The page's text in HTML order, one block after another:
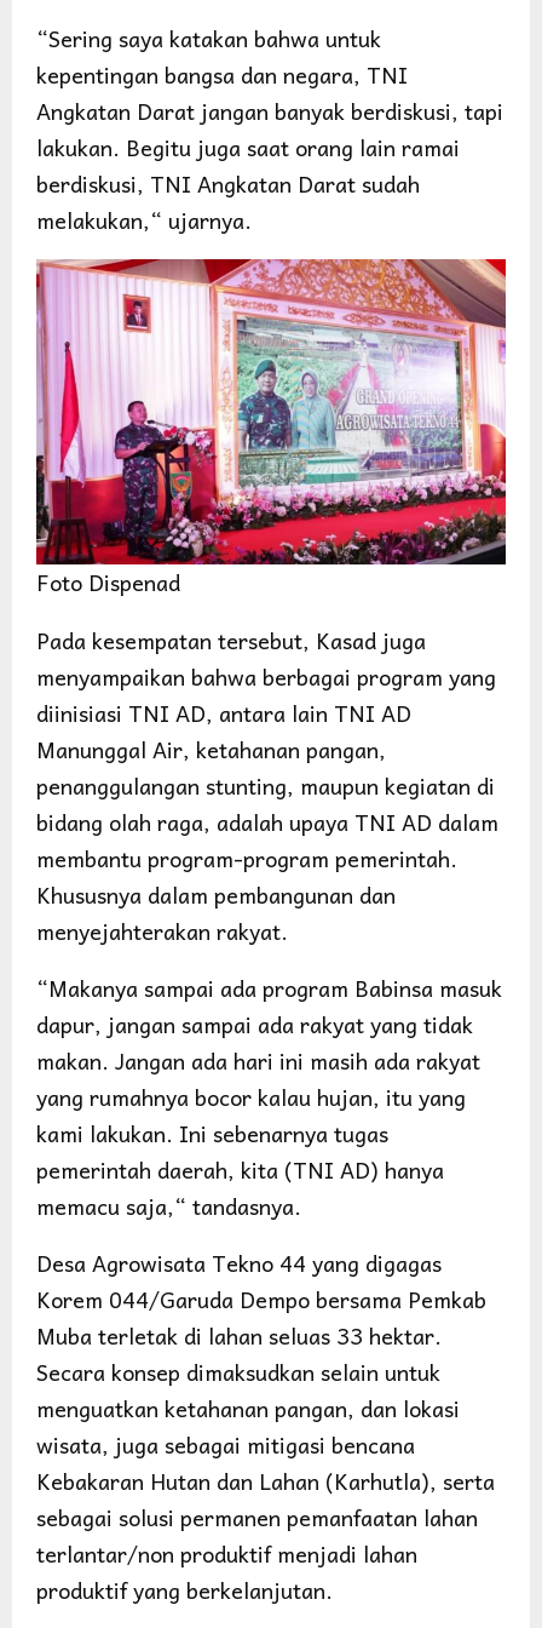
“Sering saya katakan bahwa untuk
kepentingan bangsa dan negara, TNI
Angkatan Darat jangan banyak berdiskusi, tapi
lakukan. Begitu juga saat orang lain ramai
berdiskusi, TNI Angkatan Darat sudah
melakukan,“ ujarnya.
Foto Dispenad
Pada kesempatan tersebut, Kasad juga
menyampaikan bahwa berbagai program yang
diinisiasi TNI AD, antara lain TNI AD
Manunggal Air, ketahanan pangan,
penanggulangan stunting, maupun kegiatan di
bidang olah raga, adalah upaya TNI AD dalam
membantu program-program pemerintah.
Khususnya dalam pembangunan dan
menyejahterakan rakyat.
“Makanya sampai ada program Babinsa masuk
dapur, jangan sampai ada rakyat yang tidak
makan. Jangan ada hari ini masih ada rakyat
yang rumahnya bocor kalau hujan, itu yang
kami lakukan. Ini sebenarnya tugas
pemerintah daerah, kita (TNI AD) hanya
memacu saja,“ tandasnya.
Desa Agrowisata Tekno 44 yang digagas
Korem 044/Garuda Dempo bersama Pemkab
Muba terletak di lahan seluas 33 hektar.
Secara konsep dimaksudkan selain untuk
menguatkan ketahanan pangan, dan lokasi
wisata, juga sebagai mitigasi bencana
Kebakaran Hutan dan Lahan (Karhutla), serta
sebagai solusi permanen pemanfaatan lahan
terlantar/non produktif menjadi lahan
produktif yang berkelanjutan.